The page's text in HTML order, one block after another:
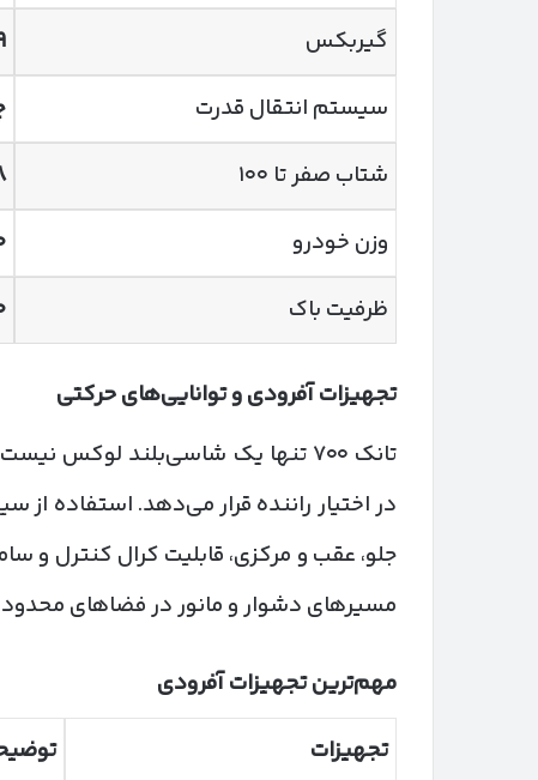
گیربکس
سیستم انتقال قدرت
شتاب صفر تا ۱۰۰
وزن خودرو
ظرفیت باک
تجهیزات آفرودی و توانایی‌های حرکتی
تانک ۷۰۰ تنها یک شاسی‌بلند لوکس
در اختیار راننده قرار می‌دهد.
مسیرهای دشوار و مانور در فضاهای محدود
مهم‌ترین تجهیزات آفرودی
تجهیزات